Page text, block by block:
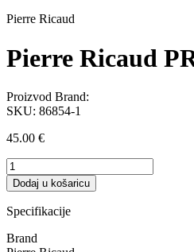
Pierre Ricaud
Pierre Ricaud
SKU: 86854-1
Proizvod Brand:
45.00 €
Pierre
Ricaud
PR163.9WZ
količina
Dodaj u košaricu
Specifikacije
Brand